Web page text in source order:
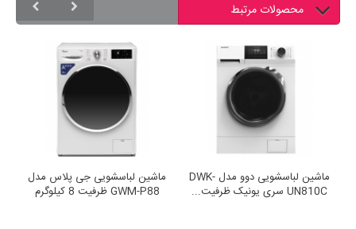
محصولات مرتبط
ماشین
GWM-P88 ظرفیت 8 کیلوگرم
ماشین لباسشویی دوو مدل DWK-
UN810C سری یونیک ظرفیت...
ماشین لباسشویی دوو مدل DWK-